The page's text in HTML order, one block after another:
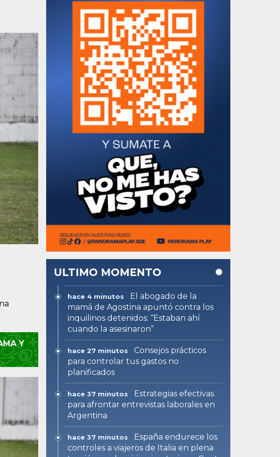
Y
ULTIMO MOMENTO
hace 4 minutos
El abogado de la
mamá de Agostina apuntó contra los
inquilinos detenidos: “Estaban ahí
cuando la asesinaron”
hace 27 minutos
Consejos prácticos
para controlar tus gastos no
planificados
hace 37 minutos
Estrategias efectivas
para afrontar entrevistas laborales en
Argentina
hace 37 minutos
España endurece los
controles a viajeros de Italia en plena